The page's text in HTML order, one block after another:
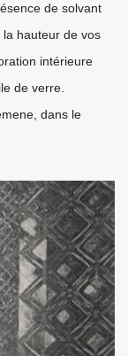
de solvant
hauteur de vos
intérieure
de verre.
dans le